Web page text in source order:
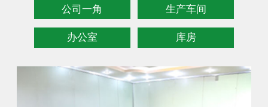
公司一角 生产车间
办公室 库房